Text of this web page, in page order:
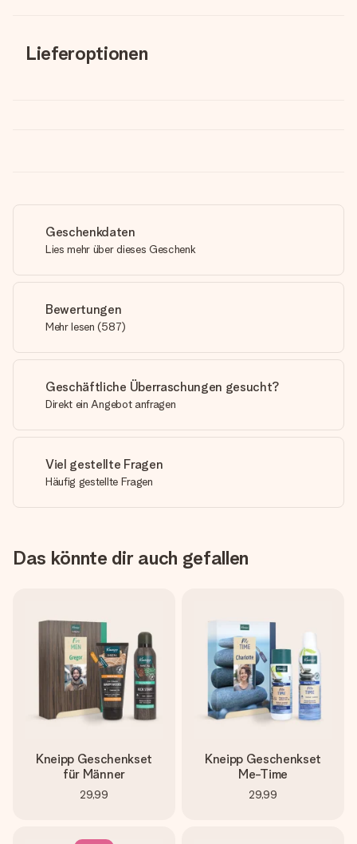
Lieferoptionen
Geschenkdaten
Lies mehr über dieses Geschenk
Bewertungen
Mehr lesen (587)
Geschäftliche Überraschungen gesucht?
Direkt ein Angebot anfragen
Viel gestellte Fragen
Häufig gestellte Fragen
Das könnte dir auch gefallen
Kneipp Geschenkset
für Männer
29,99
Kneipp Geschenkset
Me-Time
29,99